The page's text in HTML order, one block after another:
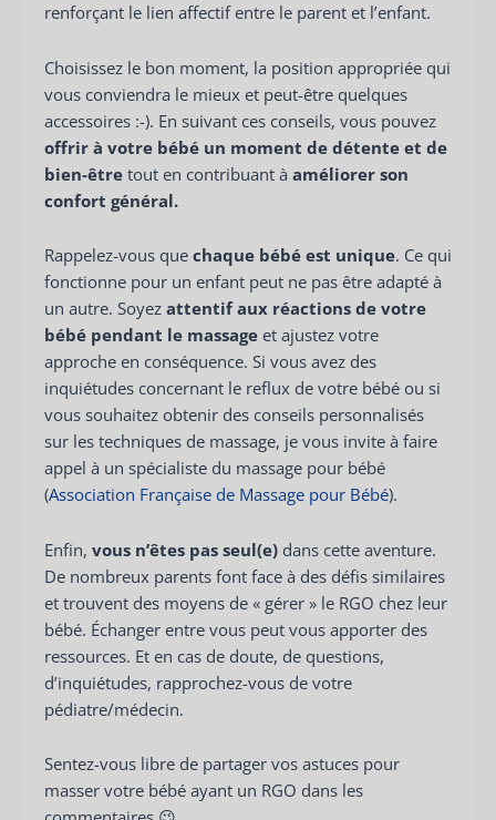
renforçant le lien affectif entre le parent et l’enfant.
Choisissez le bon moment, la position appropriée qui
vous conviendra le mieux et peut-être quelques
accessoires :-). En suivant ces conseils, vous pouvez
offrir à votre bébé un moment de détente et de
bien-être tout en contribuant à améliorer son
confort général.
Rappelez-vous que chaque bébé est unique. Ce qui
fonctionne pour un enfant peut ne pas être adapté à
un autre. Soyez attentif aux réactions de votre
bébé pendant le massage et ajustez votre
approche en conséquence. Si vous avez des
inquiétudes concernant le reflux de votre bébé ou si
vous souhaitez obtenir des conseils personnalisés
sur les techniques de massage, je vous invite à faire
appel à un spécialiste du massage pour bébé
(Association Française de Massage pour Bébé).
Enfin, vous n’êtes pas seul(e) dans cette aventure.
De nombreux parents font face à des défis similaires
et trouvent des moyens de « gérer » le RGO chez leur
bébé. Échanger entre vous peut vous apporter des
ressources. Et en cas de doute, de questions,
d’inquiétudes, rapprochez-vous de votre
pédiatre/médecin.
Sentez-vous libre de partager vos astuces pour
masser votre bébé ayant un RGO dans les